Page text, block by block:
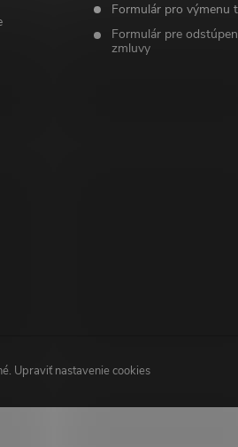
Formulár pro výmenu
Formulár pre
zmluvy
Upraviť nastavenie cookies